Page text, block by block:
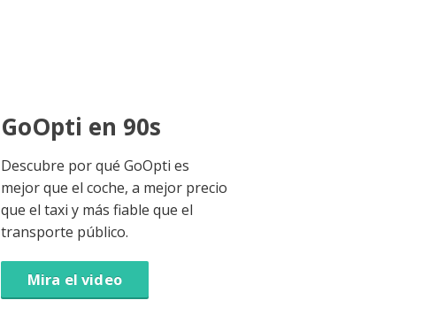
GoOpti en 90s
Descubre por qué GoOpti es
mejor que el coche, a mejor precio
que el taxi y más fiable que el
transporte público.
Mira el video